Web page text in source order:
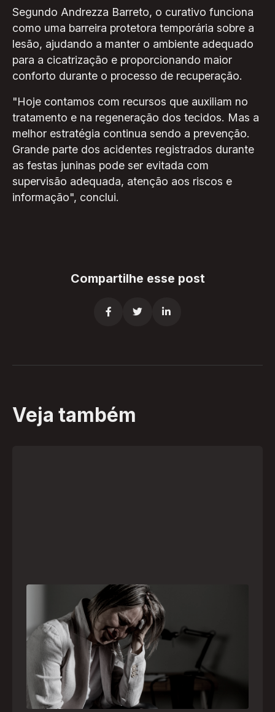
Segundo Andrezza Barreto, o curativo funciona
como uma barreira protetora temporária sobre a
lesão, ajudando a manter o ambiente adequado
para a cicatrização e proporcionando maior
conforto durante o processo de recuperação.
"Hoje contamos com recursos que auxiliam no
tratamento e na regeneração dos tecidos. Mas a
melhor estratégia continua sendo a prevenção.
Grande parte dos acidentes registrados durante
as festas juninas pode ser evitada com
supervisão adequada, atenção aos riscos e
informação", conclui.
Compartilhe esse post
  
Veja também
Crise psiquiátrica é urgência médica: saiba
como o SAMU atua nesses casos
Surtos, tentativas de suicídio e episódios de
agitação intensa são considerados urgências
médicas e devem receber atendimento
especializado pelo telefone 192
21 julho, 2026